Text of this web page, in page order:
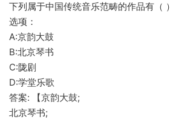
下列属于中国传统音乐范畴的作品有（ ）
选项：
A:京韵大鼓
B:北京琴书
C:陇剧
D:学堂乐歌
答案: 【京韵大鼓;
北京琴书;